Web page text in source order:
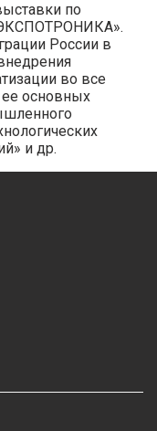
по
России в
во все
основных
и др.